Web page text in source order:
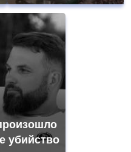
убийство